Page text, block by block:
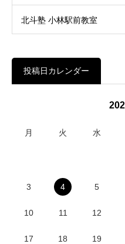
北斗塾 小林駅前教室
投稿日カレンダー
月 火 水
3 4 5
10 11 12
17 18 19